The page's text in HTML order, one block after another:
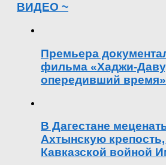
ВИДЕО ~
Премьера
фильма «Хаджи-
опередивший время»
В Дагестане
Ахтынскую
Кавказской войной